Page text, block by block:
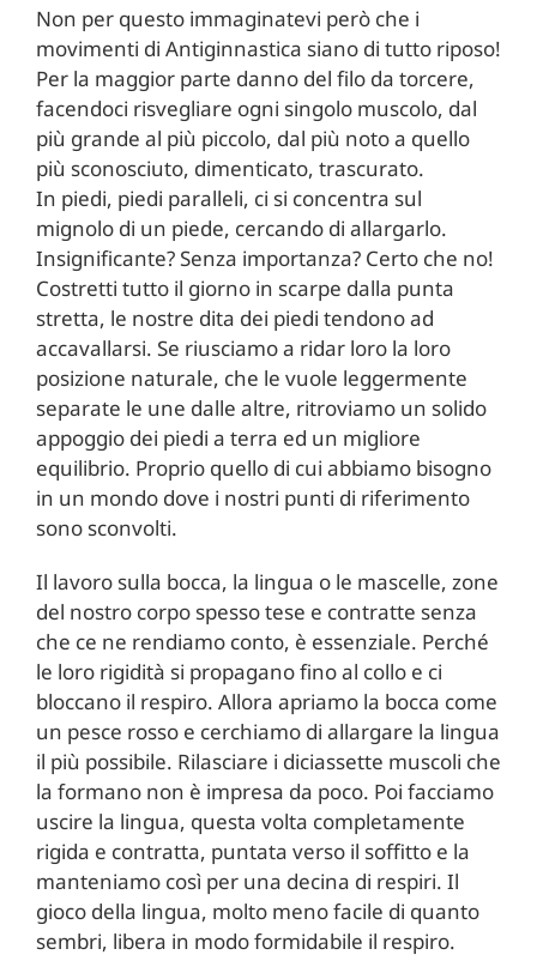
Non per questo immaginatevi però che i
movimenti di Antiginnastica siano di tutto riposo!
Per la maggior parte danno del filo da torcere,
facendoci risvegliare ogni singolo muscolo, dal
più grande al più piccolo, dal più noto a quello
più sconosciuto, dimenticato, trascurato.
In piedi, piedi paralleli, ci si concentra sul
mignolo di un piede, cercando di allargarlo.
Insignificante? Senza importanza? Certo che no!
Costretti tutto il giorno in scarpe dalla punta
stretta, le nostre dita dei piedi tendono ad
accavallarsi. Se riusciamo a ridar loro la loro
posizione naturale, che le vuole leggermente
separate le une dalle altre, ritroviamo un solido
appoggio dei piedi a terra ed un migliore
equilibrio. Proprio quello di cui abbiamo bisogno
in un mondo dove i nostri punti di riferimento
sono sconvolti.
Il lavoro sulla bocca, la lingua o le mascelle, zone
del nostro corpo spesso tese e contratte senza
che ce ne rendiamo conto, è essenziale. Perché
le loro rigidità si propagano fino al collo e ci
bloccano il respiro. Allora apriamo la bocca come
un pesce rosso e cerchiamo di allargare la lingua
il più possibile. Rilasciare i diciassette muscoli che
la formano non è impresa da poco. Poi facciamo
uscire la lingua, questa volta completamente
rigida e contratta, puntata verso il soffitto e la
manteniamo così per una decina di respiri. Il
gioco della lingua, molto meno facile di quanto
sembri, libera in modo formidabile il respiro.